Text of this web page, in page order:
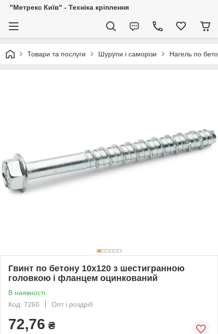
"Метрекс Київ" - Техніка кріплення
Товари та послуги Шурупи і саморізи Нагель по
Гвинт по бетону 10х120 з шестигранною
головкою і фланцем оцинкований
В наявності
Код: 7260
Опт і роздріб
72,76 ₴